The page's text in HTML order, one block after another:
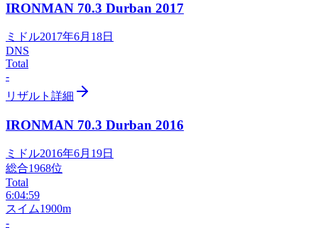
IRONMAN 70.3 Durban 2017
ミドル2017年6月18日
DNS
Total
-
リザルト詳細
IRONMAN 70.3 Durban 2016
ミドル2016年6月19日
総合1968位
Total
6:04:59
スイム1900m
-